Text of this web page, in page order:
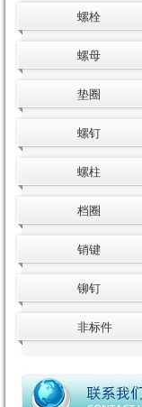
螺栓
螺母
垫圈
螺钉
螺柱
档圈
销键
铆钉
非标件